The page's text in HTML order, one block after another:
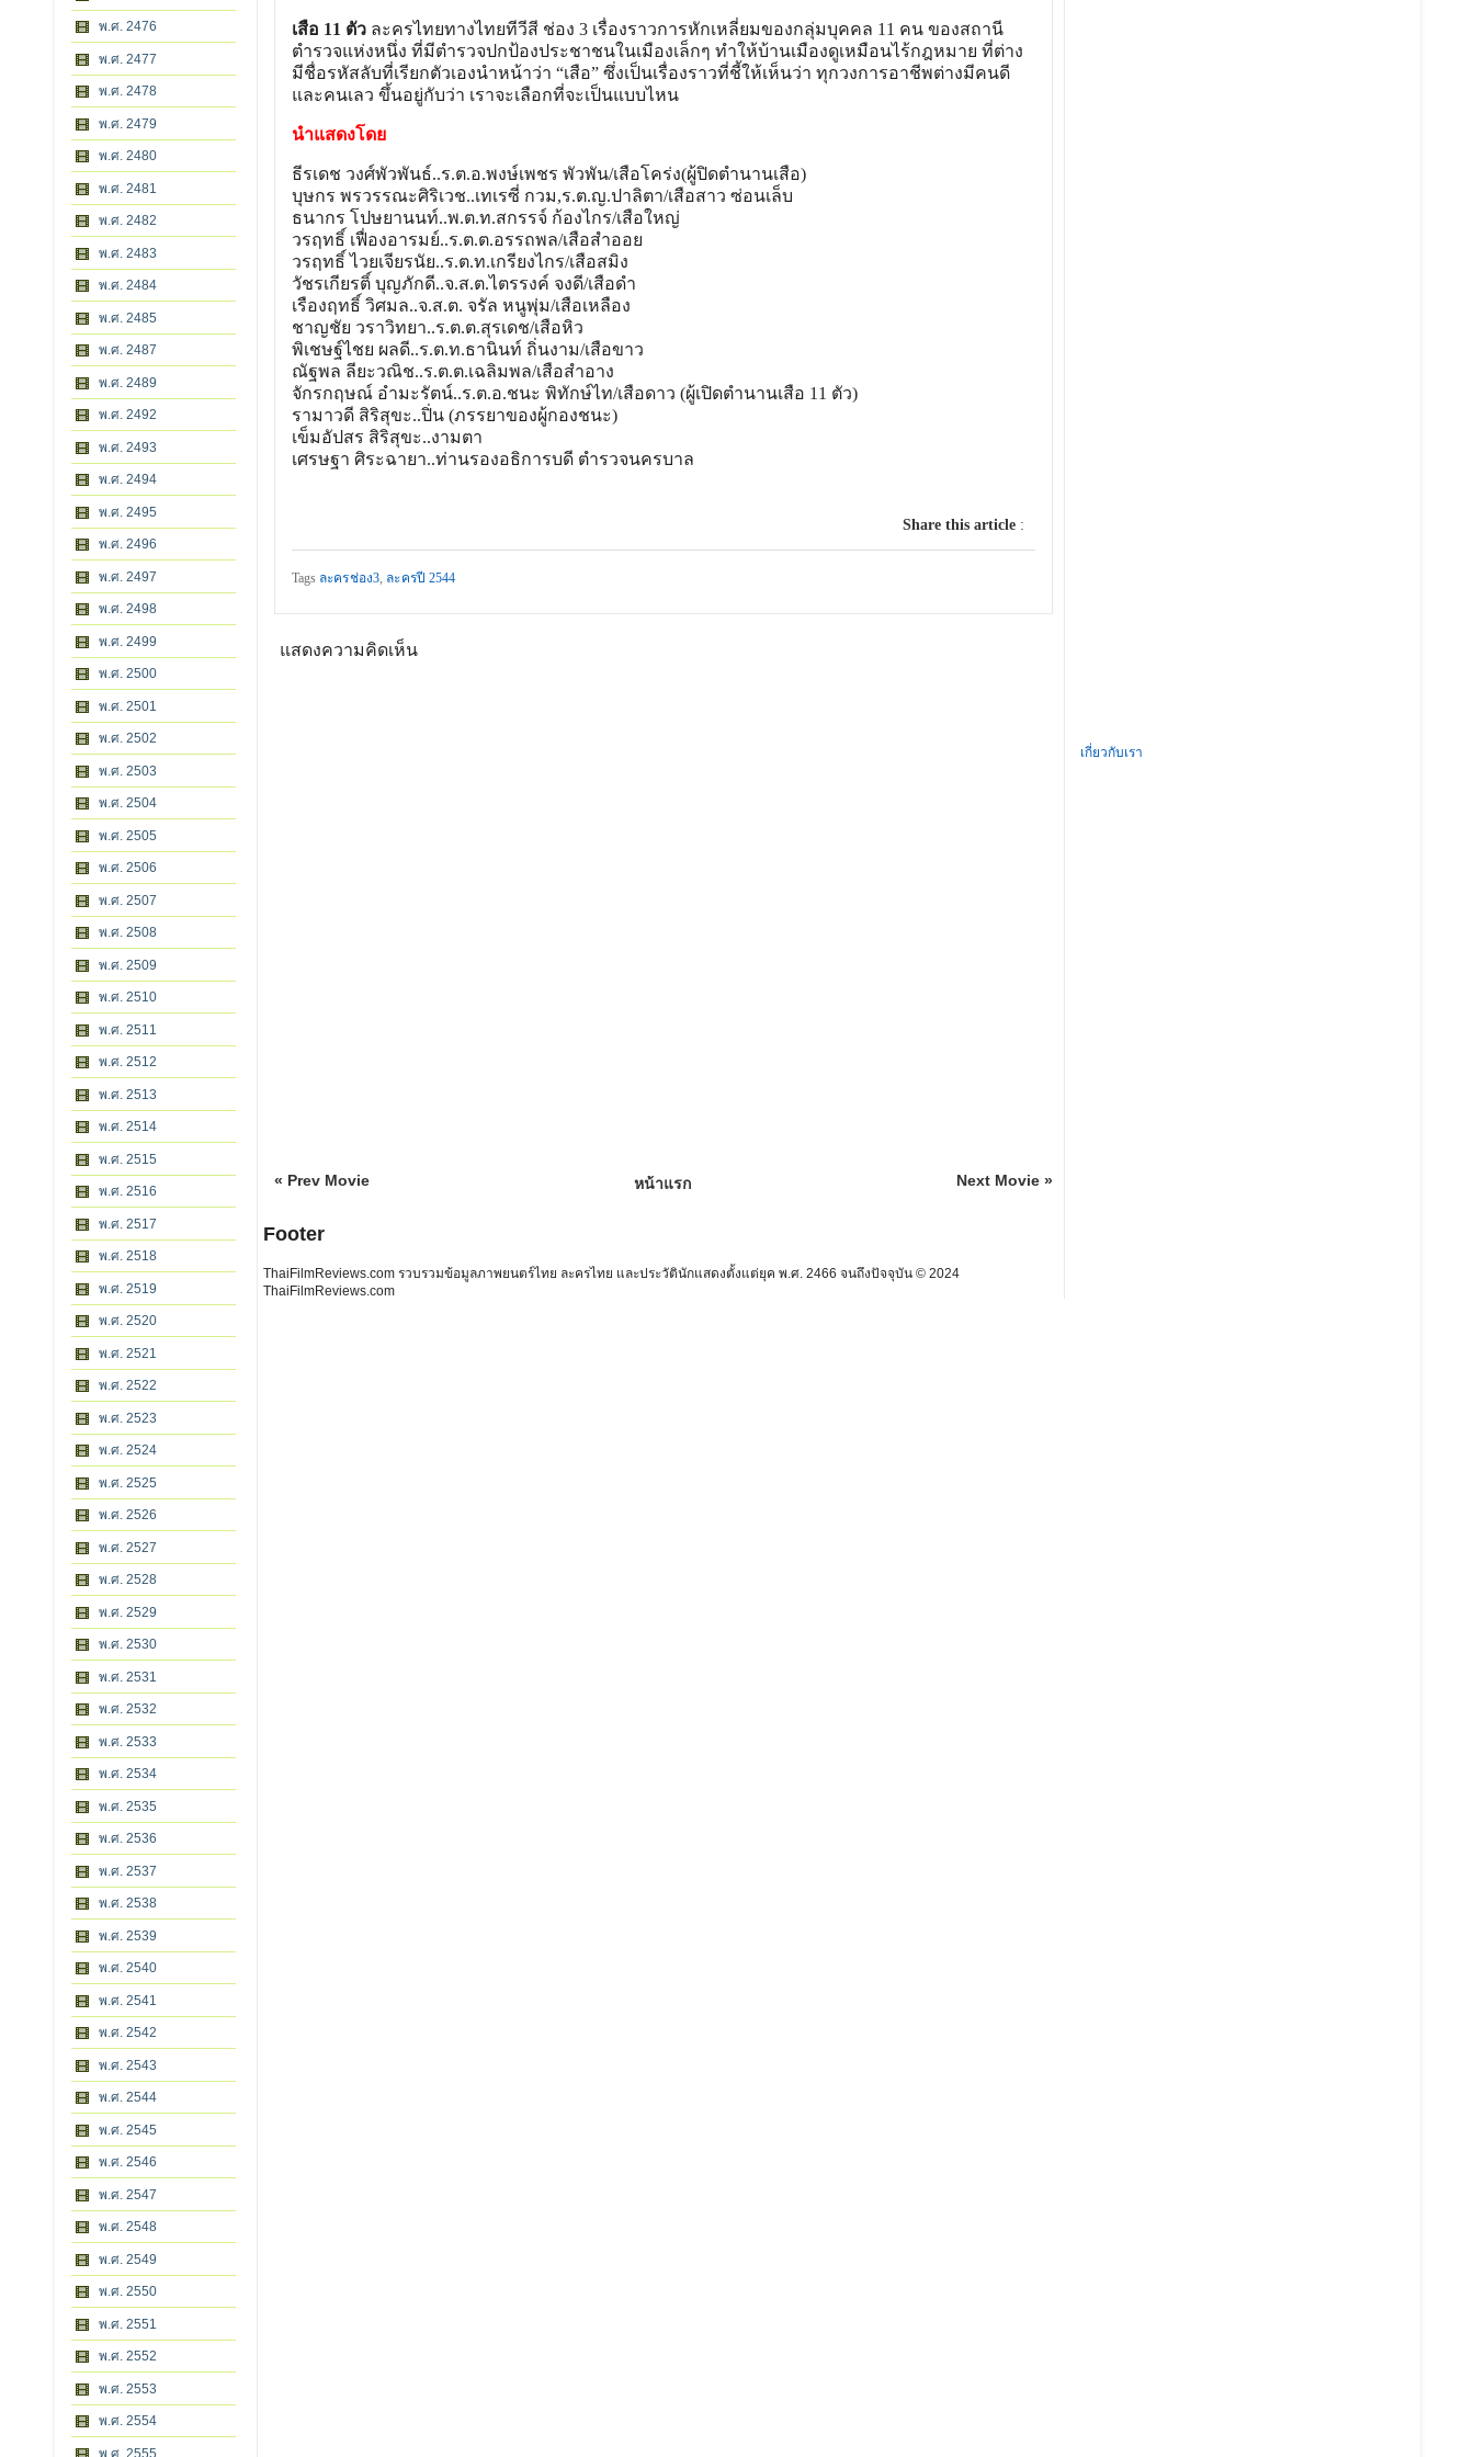
พ.ศ. 2476
พ.ศ. 2477
พ.ศ. 2478
พ.ศ. 2479
พ.ศ. 2480
พ.ศ. 2481
พ.ศ. 2482
พ.ศ. 2483
พ.ศ. 2484
พ.ศ. 2485
พ.ศ. 2487
พ.ศ. 2489
พ.ศ. 2492
พ.ศ. 2493
พ.ศ. 2494
พ.ศ. 2495
พ.ศ. 2496
พ.ศ. 2497
พ.ศ. 2498
พ.ศ. 2499
พ.ศ. 2500
พ.ศ. 2501
พ.ศ. 2502
พ.ศ. 2503
พ.ศ. 2504
พ.ศ. 2505
พ.ศ. 2506
พ.ศ. 2507
พ.ศ. 2508
พ.ศ. 2509
พ.ศ. 2510
พ.ศ. 2511
พ.ศ. 2512
พ.ศ. 2513
พ.ศ. 2514
พ.ศ. 2515
พ.ศ. 2516
พ.ศ. 2517
พ.ศ. 2518
พ.ศ. 2519
พ.ศ. 2520
พ.ศ. 2521
พ.ศ. 2522
พ.ศ. 2523
พ.ศ. 2524
พ.ศ. 2525
พ.ศ. 2526
พ.ศ. 2527
พ.ศ. 2528
พ.ศ. 2529
พ.ศ. 2530
พ.ศ. 2531
พ.ศ. 2532
พ.ศ. 2533
พ.ศ. 2534
พ.ศ. 2535
พ.ศ. 2536
พ.ศ. 2537
พ.ศ. 2538
พ.ศ. 2539
พ.ศ. 2540
พ.ศ. 2541
พ.ศ. 2542
พ.ศ. 2543
พ.ศ. 2544
พ.ศ. 2545
พ.ศ. 2546
พ.ศ. 2547
พ.ศ. 2548
พ.ศ. 2549
พ.ศ. 2550
พ.ศ. 2551
พ.ศ. 2552
พ.ศ. 2553
พ.ศ. 2554
พ.ศ. 2555
เสือ 11 ตัวละครไทยทางไทยทีวีสี ช่อง 3 เรื่องราวการหักเหลี่ยมของกลุ่มบุคคล 11 คน ของสถานี
ตำรวจแห่งหนึ่ง ที่มีตำรวจปกป้องประชาชนในเมืองเล็กๆ ทำให้บ้านเมืองดูเหมือนไร้กฎหมาย ที่ต่าง
มีชื่อรหัสลับที่เรียกตัวเองนำหน้าว่า “เสือ” ซึ่งเป็นเรื่องราวที่ชี้ให้เห็นว่า ทุกวงการอาชีพต่างมีคนดี
และคนเลว ขึ้นอยู่กับว่า เราจะเลือกที่จะเป็นแบบไหน
นำแสดงโดย
ธีรเดช วงศ์พัวพันธ์..ร.ต.อ.พงษ์เพชร พัวพัน/เสือโคร่ง(ผู้ปิดตำนานเสือ)
บุษกร พรวรรณะศิริเวช..เทเรซี่ กวม,ร.ต.ญ.ปาลิตา/เสือสาว ซ่อนเล็บ
ธนากร โปษยานนท์..พ.ต.ท.สกรรจ์ ก้องไกร/เสือใหญ่
วรฤทธิ์ เฟื่องอารมย์..ร.ต.ต.อรรถพล/เสือสำออย
วรฤทธิ์ ไวยเจียรนัย..ร.ต.ท.เกรียงไกร/เสือสมิง
วัชรเกียรติ์ บุญภักดี..จ.ส.ต.ไตรรงค์ จงดี/เสือดำ
เรืองฤทธิ์ วิศมล..จ.ส.ต. จรัล หนูพุ่ม/เสือเหลือง
ชาญชัย วราวิทยา..ร.ต.ต.สุรเดช/เสือหิว
พิเชษฐ์ไชย ผลดี..ร.ต.ท.ธานินท์ ถิ่นงาม/เสือขาว
ณัฐพล ลียะวณิช..ร.ต.ต.เฉลิมพล/เสือสำอาง
จักรกฤษณ์ อำมะรัตน์..ร.ต.อ.ชนะ พิทักษ์ไท/เสือดาว (ผู้เปิดตำนานเสือ 11 ตัว)
รามาวดี สิริสุขะ..ปิ่น (ภรรยาของผู้กองชนะ)
เข็มอัปสร สิริสุขะ..งามตา
เศรษฐา ศิระฉายา..ท่านรองอธิการบดี ตำรวจนครบาล
Share this article:
Tags ละครช่อง3, ละครปี 2544
แสดงความคิดเห็น
« Prev Movie Next Movie »
หน้าแรก
Footer
ThaiFilmReviews.com รวบรวมข้อมูลภาพยนตร์ไทย ละครไทย และประวัตินักแสดงตั้งแต่ยุค พ.ศ. 2466 จนถึงปัจจุบัน © 2024
ThaiFilmReviews.com
เกี่ยวกับเรา